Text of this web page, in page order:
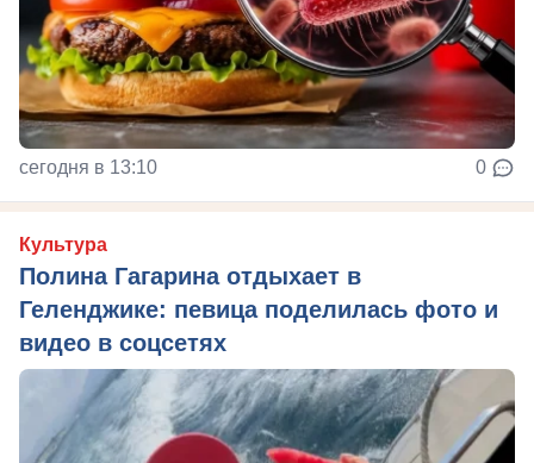
сегодня в 13:10 0
Культура
Полина Гагарина отдыхает в
Геленджике: певица поделилась фото и
видео в соцсетях